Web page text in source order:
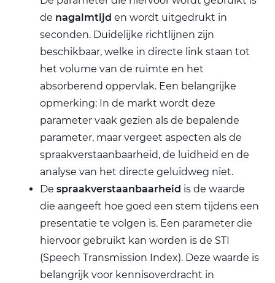
de nagalmtijd en wordt uitgedrukt in
seconden. Duidelijke richtlijnen zijn
beschikbaar, welke in directe link staan tot
het volume van de ruimte en het
absorberend oppervlak. Een belangrijke
opmerking: In de markt wordt deze
parameter vaak gezien als de bepalende
parameter, maar vergeet aspecten als de
spraakverstaanbaarheid, de luidheid en de
analyse van het directe geluidweg niet.
De spraakverstaanbaarheid is de waarde
die aangeeft hoe goed een stem tijdens een
presentatie te volgen is. Een parameter die
hiervoor gebruikt kan worden is de STI
(Speech Transmission Index). Deze waarde is
belangrijk voor kennisoverdracht in